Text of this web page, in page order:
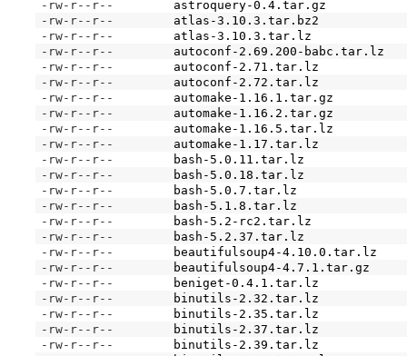
-rw-r--r--
astroquery-0.4.tar.gz
-rw-r--r--
atlas-3.10.3.tar.bz2
-rw-r--r--
atlas-3.10.3.tar.lz
-rw-r--r--
autoconf-2.69.200-babc.tar.lz
-rw-r--r--
autoconf-2.71.tar.lz
-rw-r--r--
autoconf-2.72.tar.lz
-rw-r--r--
automake-1.16.1.tar.gz
-rw-r--r--
automake-1.16.2.tar.gz
-rw-r--r--
automake-1.16.5.tar.lz
-rw-r--r--
automake-1.17.tar.lz
-rw-r--r--
bash-5.0.11.tar.lz
-rw-r--r--
bash-5.0.18.tar.lz
-rw-r--r--
bash-5.0.7.tar.lz
-rw-r--r--
bash-5.1.8.tar.lz
-rw-r--r--
bash-5.2-rc2.tar.lz
-rw-r--r--
bash-5.2.37.tar.lz
-rw-r--r--
beautifulsoup4-4.10.0.tar.lz
-rw-r--r--
beautifulsoup4-4.7.1.tar.gz
-rw-r--r--
beniget-0.4.1.tar.lz
-rw-r--r--
binutils-2.32.tar.lz
-rw-r--r--
binutils-2.35.tar.lz
-rw-r--r--
binutils-2.37.tar.lz
-rw-r--r--
binutils-2.39.tar.lz